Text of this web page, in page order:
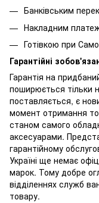
Банківським
Накладним
Готівкою при
Гарантійні
Гарантія на
поширюється тільки
поставляється, є
момент отримання
станом самого
аксесуарами.
гарантійному
Україні ще немає
марок. Тому добре
відділеннях служб
товару.